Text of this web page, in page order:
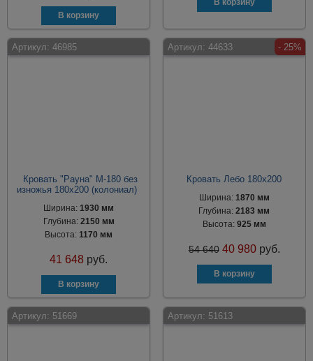
Артикул: 46985
Кровать "Рауна" М-180 без
изножья 180x200 (колониал)
Ширина:1930 мм
Глубина: 2150 мм
Высота:1170 мм
41 648 руб.
Артикул: 44633 - 25%
Кровать Лебо 180x200
Ширина: 1870 мм
Глубина:2183 мм
Высота: 925 мм
54 640 40 980 руб.
Артикул: 51669 Артикул: 51613